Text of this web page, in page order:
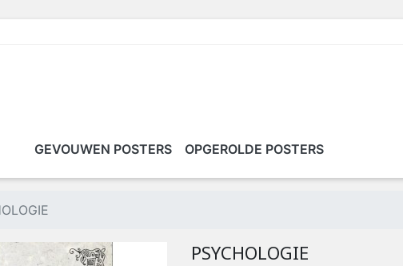
GEVOUWEN POSTERS OPGEROLDE POSTERS
PSYCHOLOGIE